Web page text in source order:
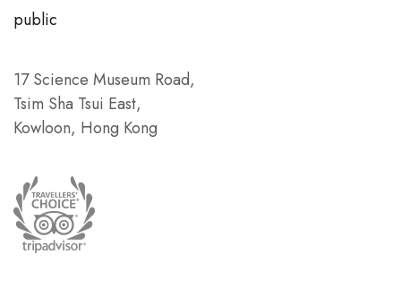
public
17 Science Museum Road,
Tsim Sha Tsui East,
Kowloon, Hong Kong